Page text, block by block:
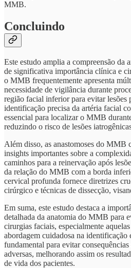
MMB.
Concluindo
Este estudo amplia a compreensão
de significativa importância clínica e
o MMB frequentemente apresenta
necessidade de vigilância durante
região facial inferior para evitar lesões
identificação precisa da artéria facial
essencial para localizar o MMB
reduzindo o risco de lesões
Além disso, as anastomoses do MMB
insights importantes sobre a
caminhos para a reinervação após
da relação do MMB com a borda
cervical profunda fornece diretrizes
cirúrgico e técnicas de dissecção,
Em suma, este estudo destaca a
detalhada da anatomia do MMB para
cirurgias faciais, especialmente
abordagem cuidadosa na
fundamental para evitar
adversas, melhorando assim os
de vida dos pacientes.